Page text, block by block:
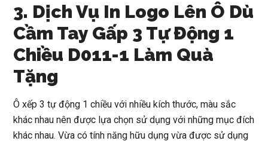
3. Dịch Vụ In Logo Lên Ô Dù
Cầm Tay Gấp 3 Tự Động 1
Chiều D011-1 Làm Quà
Tặng
Ô xếp 3 tự động 1 chiều với nhiều kích thước, màu sắc
khác nhau nên được lựa chọn sử dụng với những mục đích
khác nhau. Vừa có tính năng hữu dụng vừa được sử dụng